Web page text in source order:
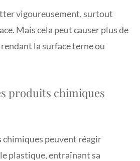
vigoureusement, surtout
Mais cela peut causer plus de
la surface terne ou
produits chimiques
peuvent réagir
plastique, entraînant sa